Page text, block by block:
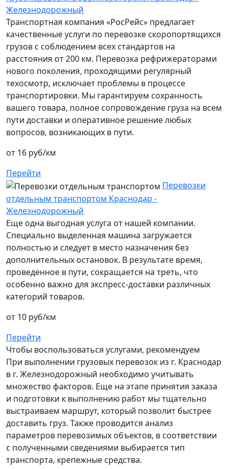
Железнодорожный
Транспортная компания «РосРейс» предлагает
качественные услуги по перевозке скоропортящихся
грузов с соблюдением всех стандартов на
расстояния от 200 км. Перевозка рефрижераторами
нового поколения, проходящими регулярный
техосмотр, исключает проблемы в процессе
транспортировки. Мы гарантируем сохранность
вашего товара, полное сопровождение груза на всем
пути доставки и оперативное решение любых
вопросов, возникающих в пути.
от 16 руб/км
Перейти
Перевозки
отдельным транспортом Краснодар -
Железнодорожный
Еще одна выгодная услуга от нашей компании.
Специально выделенная машина загружается
полностью и следует в место назначения без
дополнительных остановок. В результате время,
проведенное в пути, сокращается на треть, что
особенно важно для экспресс-доставки различных
категорий товаров.
от 10 руб/км
Перейти
Чтобы воспользоваться услугами, рекомендуем
При выполнении грузовых перевозок из г. Краснодар
в г. Железнодорожный необходимо учитывать
множество факторов. Еще на этапе принятия заказа
и подготовки к выполнению работ мы тщательно
выстраиваем маршрут, который позволит быстрее
доставить груз. Также проводится анализ
параметров перевозимых объектов, в соответствии
с полученными сведениями выбирается тип
транспорта, крепежные средства.